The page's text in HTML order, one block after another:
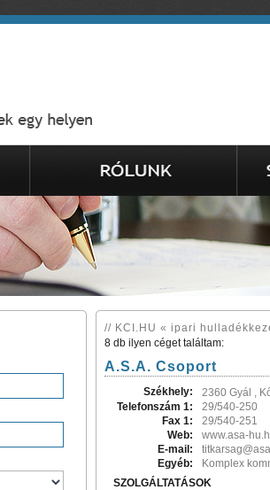
// KCI.HU « ipari
8 db ilyen céget találtam:
A.S.A. Csoport
Székhely:
2360 Gyál ,
Telefonszám 1:
29/540-250
Fax 1:
29/540-251
Web:
www.asa-
E-mail:
Egyéb:
Komplex
SZOLGÁLTATÁSOK